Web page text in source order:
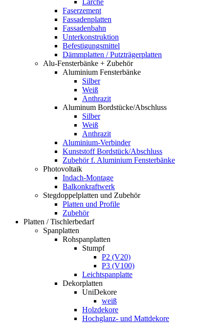
Lärche
Faserzement
Fassadenplatten
Fassadenbahn
Unterkonstruktion
Befestigungsmittel
Dämmplatten / Putzträgerplatten
Alu-Fensterbänke + Zubehör
Aluminium Fensterbänke
Silber
Weiß
Anthrazit
Aluminum Bordstücke/Abschluss
Silber
Weiß
Anthrazit
Aluminium-Verbinder
Kunststoff Bordstück/Abschluss
Zubehör f. Aluminium Fensterbänke
Photovoltaik
Indach-Montage
Balkonkraftwerk
Stegdoppelplatten und Zubehör
Platten und Profile
Zubehör
Platten / Tischlerbedarf
Spanplatten
Rohspanplatten
Stumpf
P2 (V20)
P3 (V100)
Leichtspanplatte
Dekorplatten
UniDekore
weiß
Holzdekore
Hochglanz- und Mattdekore